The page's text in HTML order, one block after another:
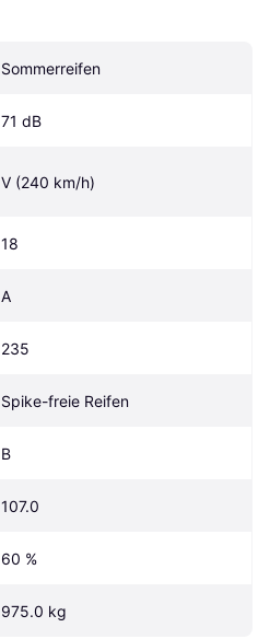
Sommerreifen
71 dB
V (240 km/h)
18
A
235
Spike-freie Reifen
B
107.0
60 %
975.0 kg